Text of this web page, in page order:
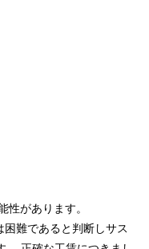
があります。
難であると判断しサス